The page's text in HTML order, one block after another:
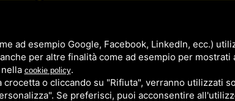
Sitemap/ Privacy policy/Legal
ad esempio Google, Facebook, LinkedIn, ecc.)
per altre finalità come ad esempio per
cookie policy.
o cliccando su "Rifiuta", verranno utilizzati
Se preferisci, puoi acconsentire